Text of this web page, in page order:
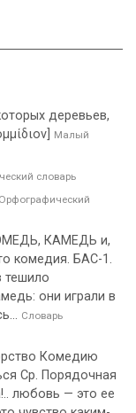
деревьев,
Малый
словарь
Орфографический
КАМЕДЬ и,
комедия. БАС-1.
тешило
они играли в
Словарь
Комедию
Ср. Порядочная
любовь — это ее